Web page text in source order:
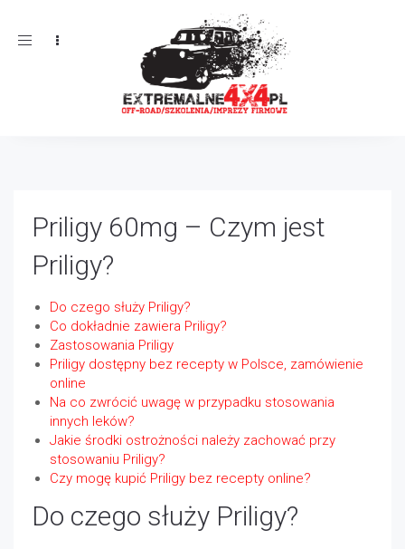
Toggle
Priligy 60mg – Czym jest
Priligy?
Do czego służy Priligy?
Co dokładnie zawiera Priligy?
Zastosowania Priligy
Priligy dostępny bez recepty w Polsce, zamówienie
online
Na co zwrócić uwagę w przypadku stosowania
innych leków?
Jakie środki ostrożności należy zachować przy
stosowaniu Priligy?
Czy mogę kupić Priligy bez recepty online?
Do czego służy Priligy?